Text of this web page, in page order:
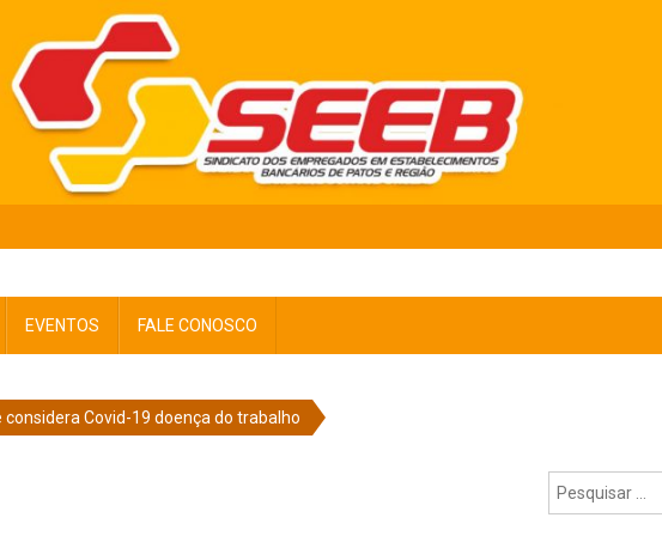
EVENTOS FALE CONOSCO
Covid-19 doença do trabalho